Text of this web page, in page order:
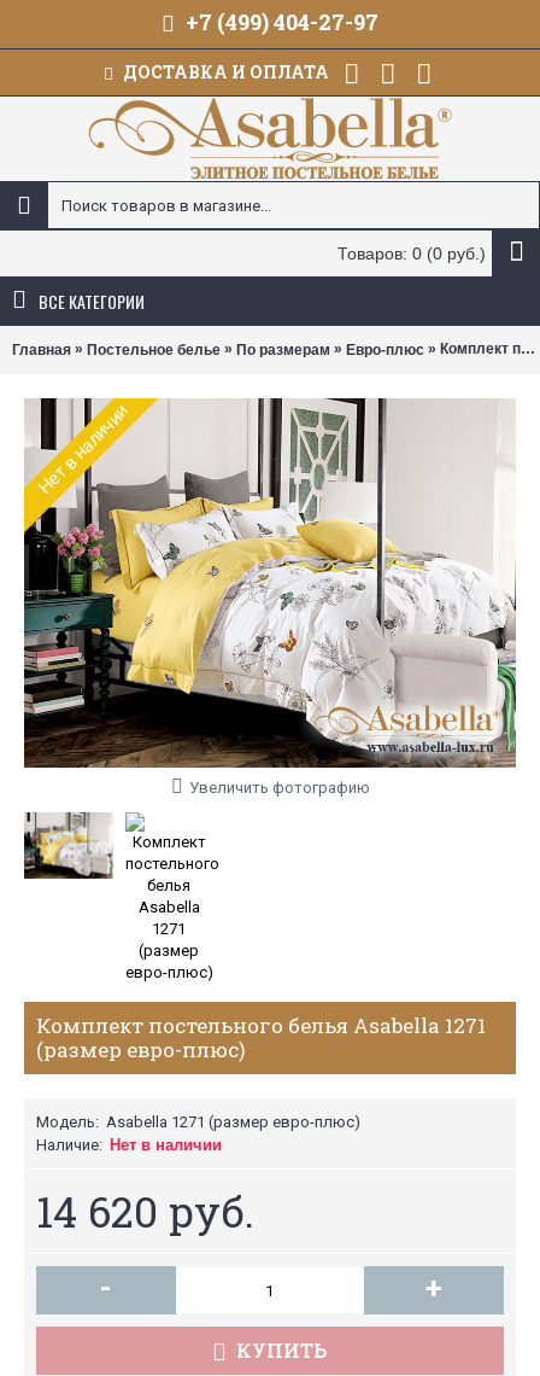
+7 (499) 404-27-97
ДОСТАВКА И ОПЛАТА
Товаров: 0 (0 руб.)
ВСЕ КАТЕГОРИИ
Главная » Постельное белье » По размерам » Евро-плюс » Комплект постельного белья Asabella 1271 (размер евро-плюс)
Нет в наличии
Увеличить фотографию
Комплект постельного белья Asabella 1271
(размер евро-плюс)
Модель: Asabella 1271 (размер евро-плюс)
Наличие: Нет в наличии
14 620 руб.
- +
КУПИТЬ